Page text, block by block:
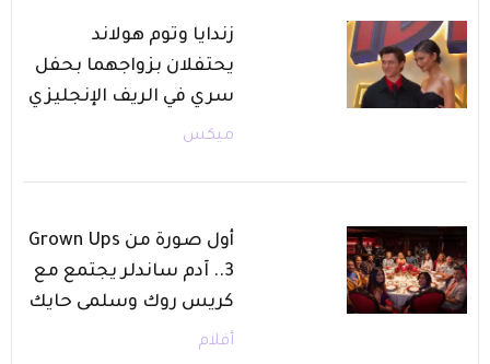
زندايا وتوم هولاند
يحتفلان بزواجهما بحفل
سري في الريف الإنجليزي
ميكس
أول صورة من Grown Ups
3.. آدم ساندلر يجتمع مع
كريس روك وسلمى حايك
أفلام